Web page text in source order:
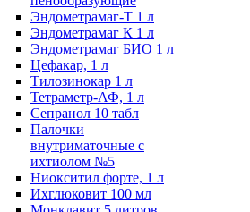
Эндометрамаг-Т 1 л
Эндометрамаг К 1 л
Эндометрамаг БИО 1 л
Цефакар, 1 л
Тилозинокар 1 л
Тетраметр-АФ, 1 л
Сепранол 10 табл
Палочки
внутриматочные с
ихтиолом №5
Ниокситил форте, 1 л
Ихглюковит 100 мл